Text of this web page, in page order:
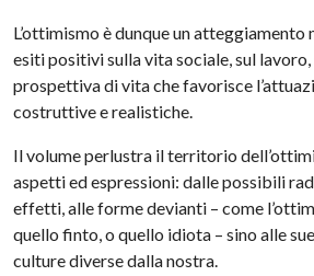
L’ottimismo è dunque un atteggiamento
esiti positivi sulla vita sociale, sul lavoro,
prospettiva di vita che favorisce
costruttive e realistiche.
Il volume perlustra il territorio
aspetti ed espressioni: dalle possibili
effetti, alle forme devianti – come
quello finto, o quello idiota – sino alle
culture diverse dalla nostra.